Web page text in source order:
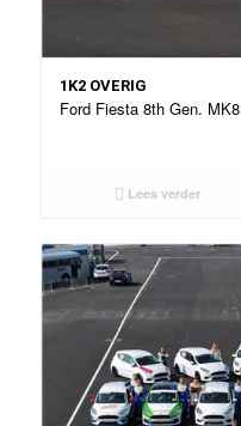
1K2 OVERIG
Ford Fiesta 8th Gen. MK8
Lees verder